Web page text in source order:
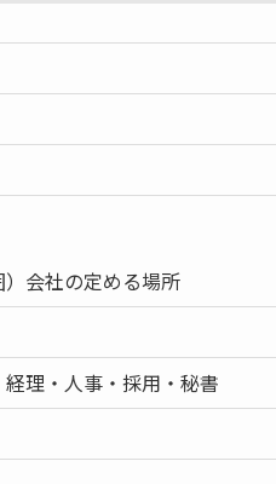
）会社の定める場所
理・人事・採用・秘書